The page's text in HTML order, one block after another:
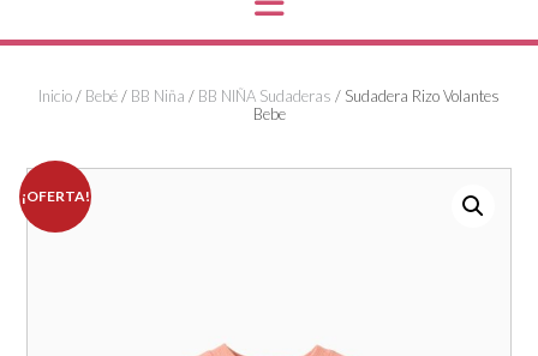
Inicio/ Bebé/ BB Niña / BB NIÑA Sudaderas / Sudadera Rizo Volantes
Bebe
¡OFERTA!